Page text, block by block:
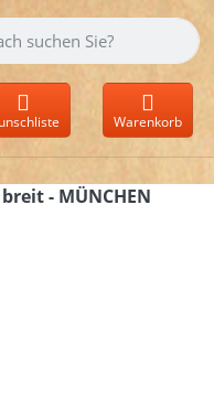
Suchbegriff ein.
Warenkorb
- MÜNCHEN